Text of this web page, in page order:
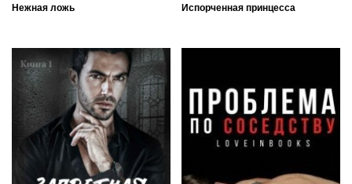
Нежная ложь Испорченная принцесса